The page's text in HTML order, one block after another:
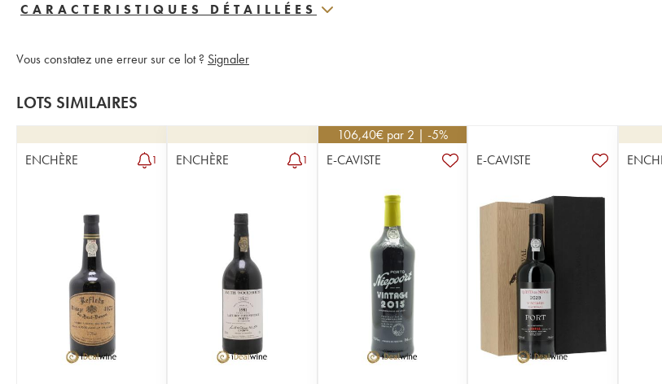
CARACTERISTIQUES DÉTAILLÉES
Vous constatez une erreur sur ce lot ? Signaler
LOTS SIMILAIRES
ENCHÈRE 1 ENCHÈRE 1
106,40€ par 2 | -5%
E-CAVISTE
E-CAVISTE